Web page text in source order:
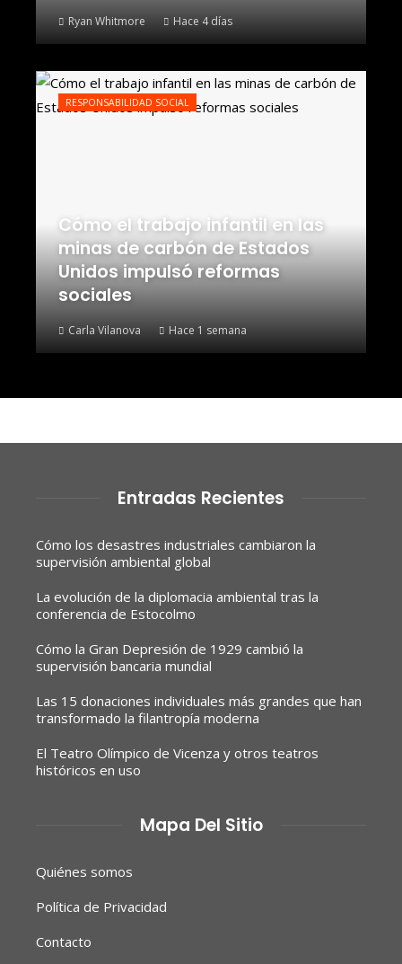
Ryan Whitmore Hace 4 días
RESPONSABILIDAD SOCIAL
Cómo el trabajo infantil en las
minas de carbón de Estados
Unidos impulsó reformas
sociales
Carla Vilanova Hace 1 semana
Entradas Recientes
Cómo los desastres industriales cambiaron la
supervisión ambiental global
La evolución de la diplomacia ambiental tras la
conferencia de Estocolmo
Cómo la Gran Depresión de 1929 cambió la
supervisión bancaria mundial
Las 15 donaciones individuales más grandes que han
transformado la filantropía moderna
El Teatro Olímpico de Vicenza y otros teatros
históricos en uso
Mapa Del Sitio
Quiénes somos
Política de Privacidad
Contacto